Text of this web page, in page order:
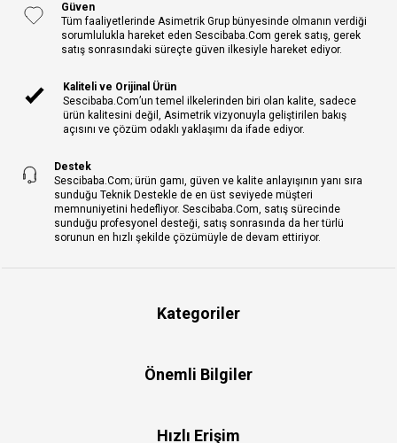
Güven
Tüm faaliyetlerinde Asimetrik Grup bünyesinde olmanın verdiği
sorumlulukla hareket eden Sescibaba.Com gerek satış, gerek
satış sonrasındaki süreçte güven ilkesiyle hareket ediyor.
Kaliteli ve Orijinal Ürün
Sescibaba.Com’un temel ilkelerinden biri olan kalite, sadece
ürün kalitesini değil, Asimetrik vizyonuyla geliştirilen bakış
açısını ve çözüm odaklı yaklaşımı da ifade ediyor.
Destek
Sescibaba.Com; ürün gamı, güven ve kalite anlayışının yanı sıra
sunduğu Teknik Destekle de en üst seviyede müşteri
memnuniyetini hedefliyor. Sescibaba.Com, satış sürecinde
sunduğu profesyonel desteği, satış sonrasında da her türlü
sorunun en hızlı şekilde çözümüyle de devam ettiriyor.
Kategoriler
Önemli Bilgiler
Hızlı Erişim